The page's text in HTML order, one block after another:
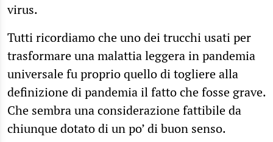
virus.
Tutti ricordiamo che uno dei trucchi usati per
trasformare una malattia leggera in pandemia
universale fu proprio quello di togliere alla
definizione di pandemia il fatto che fosse grave.
Che sembra una considerazione fattibile da
chiunque dotato di un po’ di buon senso.